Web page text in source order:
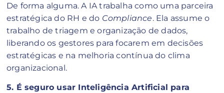
De forma alguma. A IA trabalha como uma parceira
estratégica do RH e do Compliance. Ela assume o
trabalho de triagem e organização de dados,
liberando os gestores para focarem em decisões
estratégicas e na melhoria contínua do clima
organizacional.
5. É seguro usar Inteligência Artificial para